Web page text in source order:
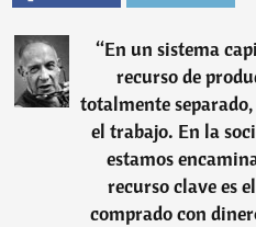
“En un sistema
recurso de
totalmente
el trabajo. En la
estamos
recurso clave es
comprado con